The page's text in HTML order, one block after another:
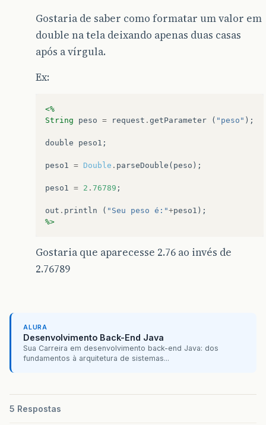
Gostaria de saber como formatar um valor em
double na tela deixando apenas duas casas
após a vírgula.
Ex:
<%
String
peso = request . getParameter ( "peso" );
double peso1 ;
peso1 = Double . parseDouble ( peso );
peso1 = 2 . 76789 ;
out . println ( "Seu peso é:"+peso1 );
%>
Gostaria que aparecesse 2.76 ao invés de
2.76789
ALURA
Desenvolvimento Back-End Java
Sua Carreira em desenvolvimento back-end Java: dos
fundamentos à arquitetura de sistemas...
5 Respostas